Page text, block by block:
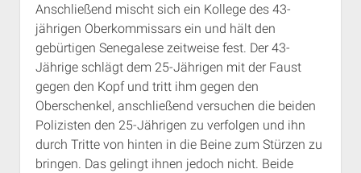
Anschließend mischt sich ein Kollege des 43-
jährigen Oberkommissars ein und hält den
gebürtigen Senegalese zeitweise fest. Der 43-
Jährige schlägt dem 25-Jährigen mit der Faust
gegen den Kopf und tritt ihm gegen den
Oberschenkel, anschließend versuchen die beiden
Polizisten den 25-Jährigen zu verfolgen und ihn
durch Tritte von hinten in die Beine zum Stürzen zu
bringen. Das gelingt ihnen jedoch nicht. Beide